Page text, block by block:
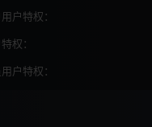
户特权：
权：
户特权：